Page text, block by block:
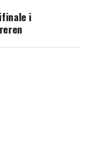
i